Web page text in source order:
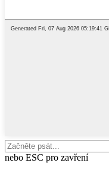
nebo ESC pro zavření